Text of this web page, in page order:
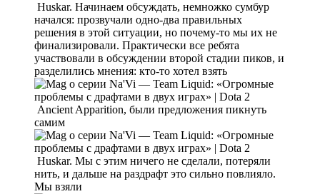
Huskar. Начинаем обсуждать, немножко сумбур
начался: прозвучали одно-два правильных
решения в этой ситуации, но почему-то мы их не
финализировали. Практически все ребята
участвовали в обсуждении второй стадии пиков, и
разделились мнения: кто-то хотел взять
Ancient Apparition, были предложения пикнуть
самим
Huskar. Мы с этим ничего не сделали, потеряли
нить, и дальше на раздрафт это сильно повлияло.
Мы взяли